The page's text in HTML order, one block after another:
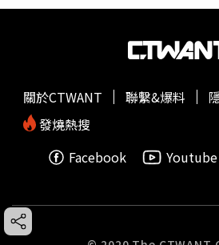
關於CTWANT 聯繫&爆料
發燒熱搜
Facebook
Youtube